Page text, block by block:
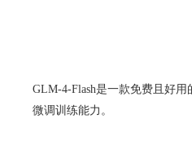
GLM-4-Flash是一款免费且好
微调训练能力。